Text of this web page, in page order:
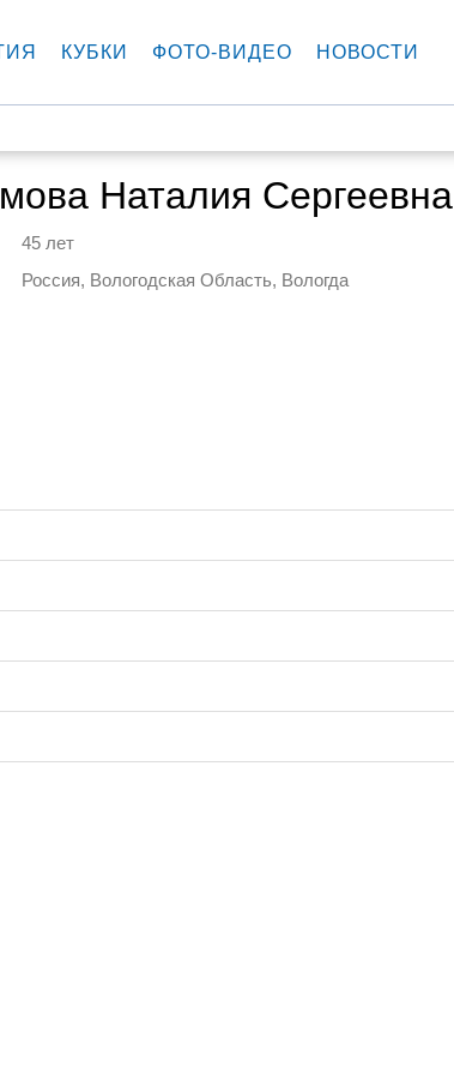
КУБКИ ФОТО-ВИДЕО НОВОСТИ
Наталия Сергеевна
45 лет
Россия, Вологодская Область, Вологда